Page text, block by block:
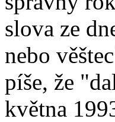
slova ze
nebo
píše, že
května